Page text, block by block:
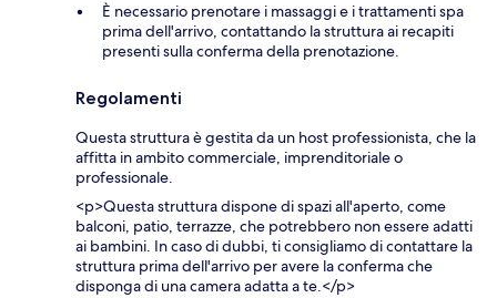
È necessario prenotare i massaggi e i trattamenti spa
prima dell'arrivo, contattando la struttura ai recapiti
presenti sulla conferma della prenotazione.
Regolamenti
Questa struttura è gestita da un host professionista, che la
affitta in ambito commerciale, imprenditoriale o
professionale.
<p>Questa struttura dispone di spazi all'aperto, come
balconi, patio, terrazze, che potrebbero non essere adatti
ai bambini. In caso di dubbi, ti consigliamo di contattare la
struttura prima dell'arrivo per avere la conferma che
disponga di una camera adatta a te.</p>